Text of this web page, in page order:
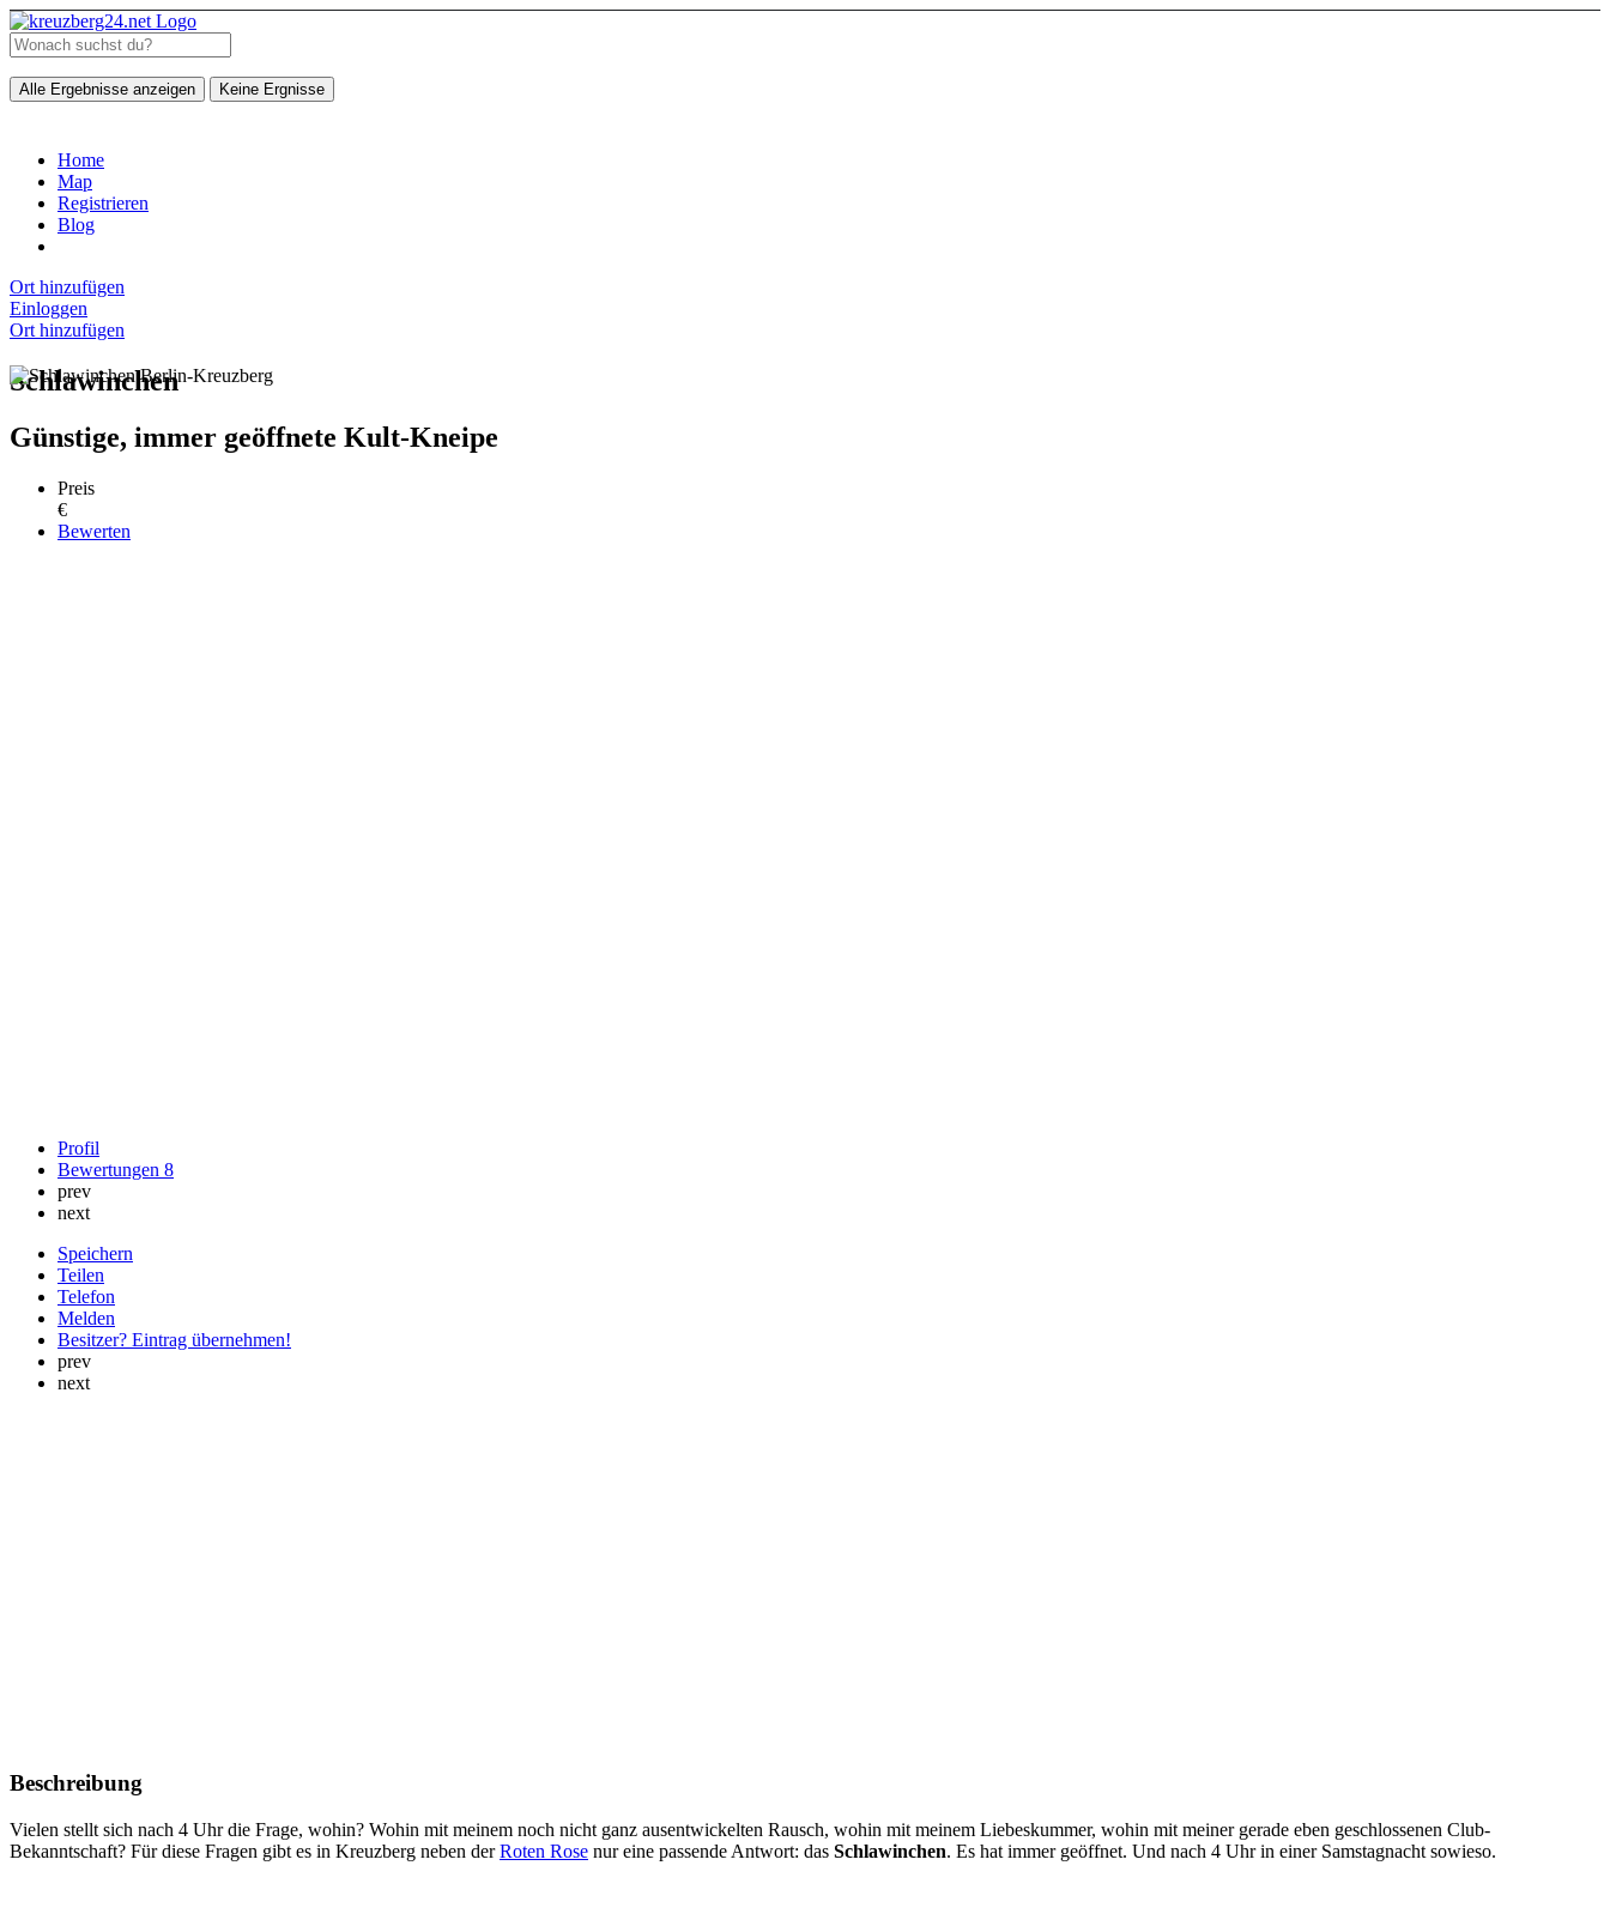
Alle Ergebnisse anzeigen Keine Ergnisse
Home
Map
Registrieren
Blog
Ort hinzufügen
Einloggen
Ort hinzufügen
Schlawinchen
Günstige, immer geöffnete Kult-Kneipe
Preis
€
Bewerten
Profil
Bewertungen 8
prev
next
Speichern
Teilen
Telefon
Melden
Besitzer? Eintrag übernehmen!
prev
next
Beschreibung
Vielen stellt sich nach 4 Uhr die Frage, wohin? Wohin mit meinem noch nicht ganz ausentwickelten Rausch, wohin mit meinem Liebeskummer, wohin mit meiner gerade eben geschlossenen Club-
Bekanntschaft? Für diese Fragen gibt es in Kreuzberg neben derRoten Rose nur eine passende Antwort: das Schlawinchen. Es hat immer geöffnet. Und nach 4 Uhr in einer Samstagnacht sowieso.